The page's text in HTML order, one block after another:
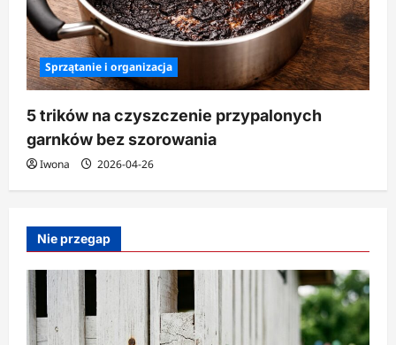
Sprzątanie i organizacja
5 trików na czyszczenie przypalonych
garnków bez szorowania
Iwona 2026-04-26
Nie przegap